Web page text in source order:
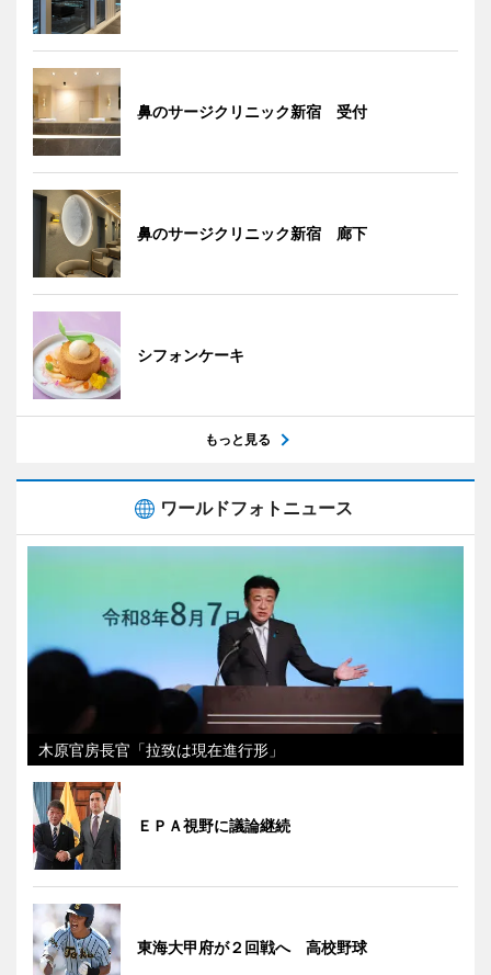
鼻のサージクリニック新宿 受付
鼻のサージクリニック新宿 廊下
シフォンケーキ
もっと見る
ワールドフォトニュース
木原官房長官「拉致は現在進行形」
ＥＰＡ視野に議論継続
東海大甲府が２回戦へ 高校野球